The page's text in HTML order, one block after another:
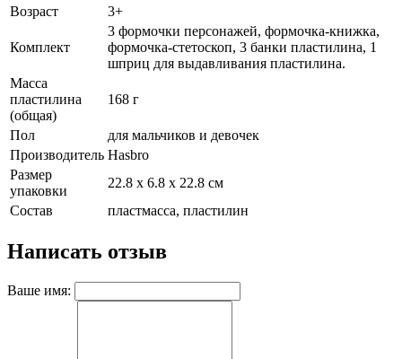
Возраст
3+
Комплект
3 формочки персонажей, формочка-книжка,
формочка-стетоскоп, 3 банки пластилина, 1
шприц для выдавливания пластилина.
Масса
пластилина
(общая)
168 г
Пол
для мальчиков и девочек
Производитель Hasbro
Размер
упаковки
22.8 х 6.8 х 22.8 см
Состав
пластмасса, пластилин
Написать отзыв
Ваше имя: